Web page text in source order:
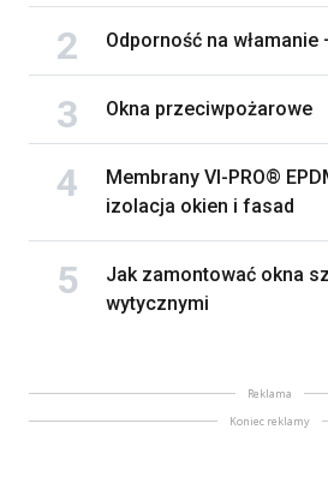
Odporność na włamanie
Okna przeciwpożarowe
Membrany VI-PRO®
izolacja okien i fasad
Jak zamontować okna
wytycznymi
Reklama
Koniec reklamy